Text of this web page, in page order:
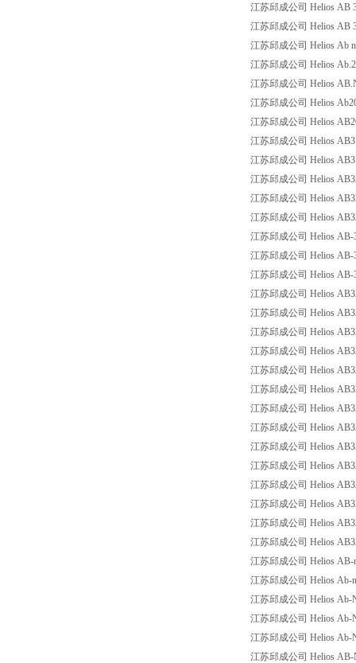
江苏邱成公司 Helios AB
江苏邱成公司 Helios AB
江苏邱成公司 Helios Ab
江苏邱成公司 Helios
江苏邱成公司 Helios
江苏邱成公司 Helios
江苏邱成公司 Helios
江苏邱成公司 Helios
江苏邱成公司 Helios
江苏邱成公司 Helios
江苏邱成公司 Helios
江苏邱成公司 Helios
江苏邱成公司 Helios AB-
江苏邱成公司 Helios AB-
江苏邱成公司 Helios AB-
江苏邱成公司 Helios
江苏邱成公司 Helios
江苏邱成公司 Helios
江苏邱成公司 Helios
江苏邱成公司 Helios
江苏邱成公司 Helios
江苏邱成公司 Helios
江苏邱成公司 Helios
江苏邱成公司 Helios
江苏邱成公司 Helios
江苏邱成公司 Helios
江苏邱成公司 Helios
江苏邱成公司 Helios
江苏邱成公司 Helios
江苏邱成公司 Helios AB-
江苏邱成公司 Helios Ab-
江苏邱成公司 Helios Ab-
江苏邱成公司 Helios Ab-
江苏邱成公司 Helios Ab-
江苏邱成公司 Helios AB-